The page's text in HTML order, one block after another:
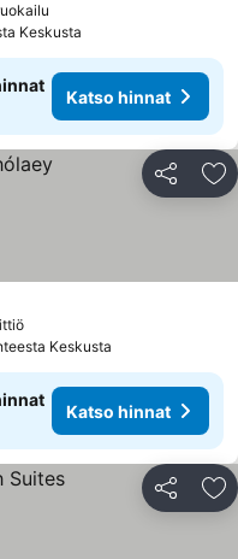
Keskusta
Katso hinnat
Jaa
Katso hinnat
Keskusta
Katso hinnat
Jaa